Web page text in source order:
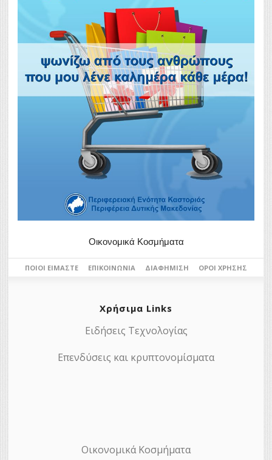
Οικονομικά Κοσμήματα
ΠΟΙΟΙ ΕΊΜΑΣΤΕ ΕΠΙΚΟΙΝΩΝΊΑ ΔΙΑΦΉΜΙΣΗ ΌΡΟΙ ΧΡΉΣΗΣ
Χρήσιμα Links
Ειδήσεις Τεχνολογίας
Επενδύσεις και κρυπτονομίσματα
Οικονομικά Κοσμήματα